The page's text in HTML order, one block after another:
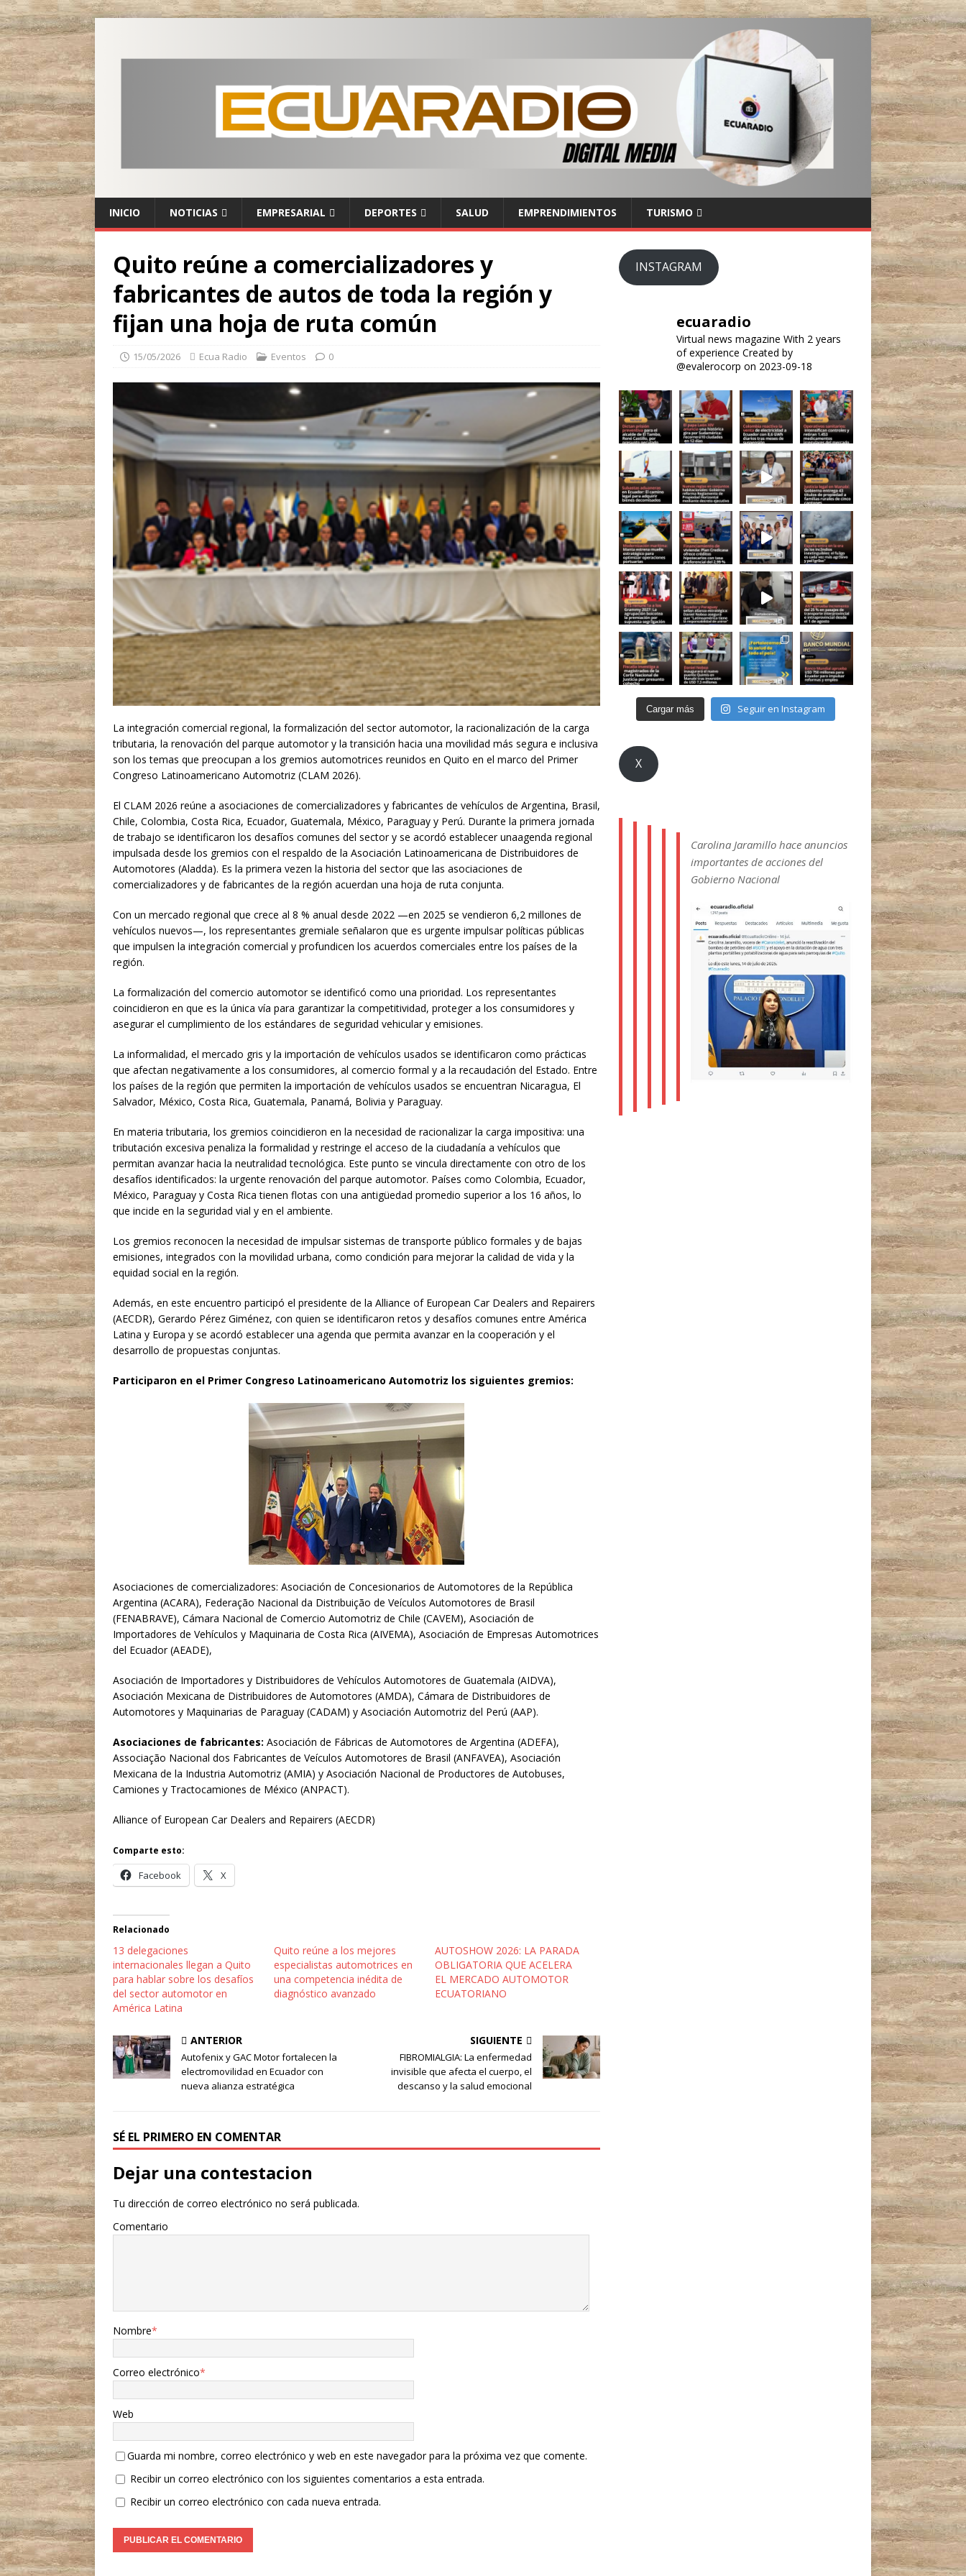
INICIO NOTICIAS EMPRESARIAL DEPORTES SALUD EMPRENDIMIENTOS TURISMO
Quito reúne a comercializadores y
fabricantes de autos de toda la región y
fijan una hoja de ruta común
15/05/2026 Ecua Radio Eventos 0
La integración comercial regional, la formalización del sector automotor, la racionalización de la carga
tributaria, la renovación del parque automotor y la transición hacia una movilidad más segura e inclusiva
son los temas que preocupan a los gremios automotrices reunidos en Quito en el marco del Primer
Congreso Latinoamericano Automotriz (CLAM 2026).
El CLAM 2026 reúne a asociaciones de comercializadores y fabricantes de vehículos de Argentina, Brasil,
Chile, Colombia, Costa Rica, Ecuador, Guatemala, México, Paraguay y Perú. Durante la primera jornada
de trabajo se identificaron los desafíos comunes del sector y se acordó establecer unaagenda regional
impulsada desde los gremios con el respaldo de la Asociación Latinoamericana de Distribuidores de
Automotores (Aladda). Es la primera vezen la historia del sector que las asociaciones de
comercializadores y de fabricantes de la región acuerdan una hoja de ruta conjunta.
Con un mercado regional que crece al 8 % anual desde 2022 —en 2025 se vendieron 6,2 millones de
vehículos nuevos—, los representantes gremiale señalaron que es urgente impulsar políticas públicas
que impulsen la integración comercial y profundicen los acuerdos comerciales entre los países de la
región.
La formalización del comercio automotor se identificó como una prioridad. Los representantes
coincidieron en que es la única vía para garantizar la competitividad, proteger a los consumidores y
asegurar el cumplimiento de los estándares de seguridad vehicular y emisiones.
La informalidad, el mercado gris y la importación de vehículos usados se identificaron como prácticas
que afectan negativamente a los consumidores, al comercio formal y a la recaudación del Estado. Entre
los países de la región que permiten la importación de vehículos usados se encuentran Nicaragua, El
Salvador, México, Costa Rica, Guatemala, Panamá, Bolivia y Paraguay.
En materia tributaria, los gremios coincidieron en la necesidad de racionalizar la carga impositiva: una
tributación excesiva penaliza la formalidad y restringe el acceso de la ciudadanía a vehículos que
permitan avanzar hacia la neutralidad tecnológica. Este punto se vincula directamente con otro de los
desafíos identificados: la urgente renovación del parque automotor. Países como Colombia, Ecuador,
México, Paraguay y Costa Rica tienen flotas con una antigüedad promedio superior a los 16 años, lo
que incide en la seguridad vial y en el ambiente.
Los gremios reconocen la necesidad de impulsar sistemas de transporte público formales y de bajas
emisiones, integrados con la movilidad urbana, como condición para mejorar la calidad de vida y la
equidad social en la región.
Además, en este encuentro participó el presidente de la Alliance of European Car Dealers and Repairers
(AECDR), Gerardo Pérez Giménez, con quien se identificaron retos y desafíos comunes entre América
Latina y Europa y se acordó establecer una agenda que permita avanzar en la cooperación y el
desarrollo de propuestas conjuntas.
Participaron en el Primer Congreso Latinoamericano Automotriz los siguientes gremios:
Asociaciones de comercializadores: Asociación de Concesionarios de Automotores de la República
Argentina (ACARA), Federação Nacional da Distribuição de Veículos Automotores de Brasil
(FENABRAVE), Cámara Nacional de Comercio Automotriz de Chile (CAVEM), Asociación de
Importadores de Vehículos y Maquinaria de Costa Rica (AIVEMA), Asociación de Empresas Automotrices
del Ecuador (AEADE),
Asociación de Importadores y Distribuidores de Vehículos Automotores de Guatemala (AIDVA),
Asociación Mexicana de Distribuidores de Automotores (AMDA), Cámara de Distribuidores de
Automotores y Maquinarias de Paraguay (CADAM) y Asociación Automotriz del Perú (AAP).
Asociaciones de fabricantes: Asociación de Fábricas de Automotores de Argentina (ADEFA),
Associação Nacional dos Fabricantes de Veículos Automotores de Brasil (ANFAVEA), Asociación
Mexicana de la Industria Automotriz (AMIA) y Asociación Nacional de Productores de Autobuses,
Camiones y Tractocamiones de México (ANPACT).
Alliance of European Car Dealers and Repairers (AECDR)
Comparte esto:
Facebook X
Relacionado
13 delegaciones
internacionales llegan a Quito
para hablar sobre los desafíos
del sector automotor en
América Latina
Quito reúne a los mejores
especialistas automotrices en
una competencia inédita de
diagnóstico avanzado
AUTOSHOW 2026: LA PARADA
OBLIGATORIA QUE ACELERA
EL MERCADO AUTOMOTOR
ECUATORIANO
ANTERIOR
Autofenix y GAC Motor fortalecen la
electromovilidad en Ecuador con
nueva alianza estratégica
SIGUIENTE
FIBROMIALGIA: La enfermedad
invisible que afecta el cuerpo, el
descanso y la salud emocional
SÉ EL PRIMERO EN COMENTAR
Dejar una contestacion
Tu dirección de correo electrónico no será publicada.
Comentario
Nombre*
Correo electrónico*
Web
Guarda mi nombre, correo electrónico y web en este navegador para la próxima vez que comente.
Recibir un correo electrónico con los siguientes comentarios a esta entrada.
Recibir un correo electrónico con cada nueva entrada.
INSTAGRAM
ecuaradio
Virtual news magazine With 2 years
of experience Created by
@evalerocorp on 2023-09-18
Cargar más Seguir en Instagram
X
Carolina Jaramillo hace anuncios
importantes de acciones del
Gobierno Nacional